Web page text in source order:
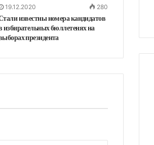
19.12.2020 280
известны номера кандидатов
избирательных бюллетенях на
президента